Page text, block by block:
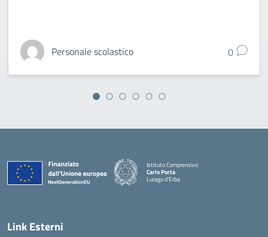
Personale scolastico 0
Istituto Comprensivo
Carlo Porta
Lurago d'Erba
— Visita la pagina iniziale della scuola
Link Esterni